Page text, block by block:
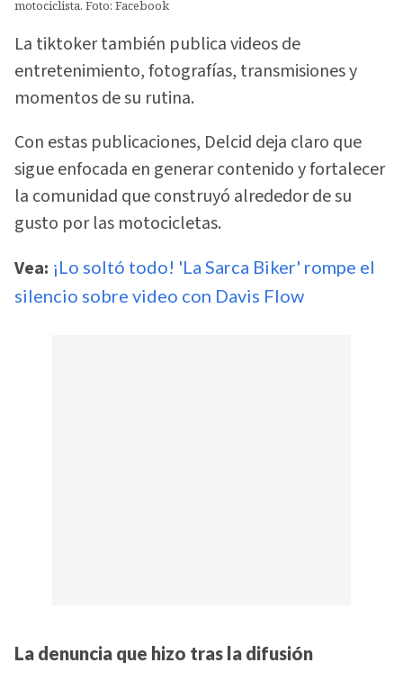
motociclista. Foto: Facebook
La tiktoker también publica videos de
entretenimiento, fotografías, transmisiones y
momentos de su rutina.
Con estas publicaciones, Delcid deja claro que
sigue enfocada en generar contenido y fortalecer
la comunidad que construyó alrededor de su
gusto por las motocicletas.
Vea: ¡Lo soltó todo! 'La Sarca Biker' rompe el
silencio sobre video con Davis Flow
La denuncia que hizo tras la difusión